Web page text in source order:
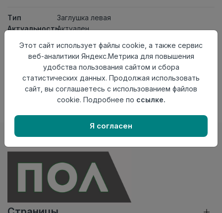
Тип
Заглушка левая
АктуальностьАктуален
Нет в наличии
Внимание! Внешний вид товара может отличаться от
представленного на настоящем сайте. Проверяйте
наличие необходимых характеристик и комплектации
в момент приобретения товара.
Этот сайт использует файлы cookie, а также сервис
веб-аналитики Яндекс.Метрика для повышения
удобства пользования сайтом и сбора
статистических данных. Продолжая использовать
сайт, вы соглашаетесь с использованием файлов
cookie. Подробнее по ссылке.
Я согласен